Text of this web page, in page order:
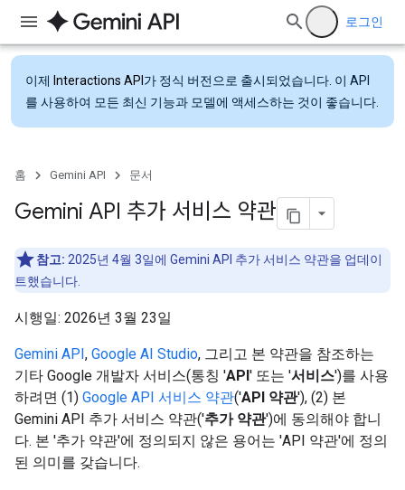
로그인
이제 Interactions API 가 정식 버전으로 출시되었습니다. 이 API
를 사용하여 모든 최신 기능과 모델에 액세스하는 것이 좋습니다.
홈 Gemini API 문서
Gemini API 추가 서비스 약관
참고: 2025년 4월 3일에 Gemini API 추가 서비스 약관을 업데이
트했습니다.
시행일: 2026년 3월 23일
Gemini API, Google AI Studio, 그리고 본 약관을 참조하는
기타 Google 개발자 서비스(통칭 'API' 또는 '서비스')를 사용
하려면 (1) Google API 서비스 약관('API 약관'), (2) 본
Gemini API 추가 서비스 약관('추가 약관')에 동의해야 합니
다. 본 '추가 약관'에 정의되지 않은 용어는 'API 약관'에 정의
된 의미를 갖습니다.